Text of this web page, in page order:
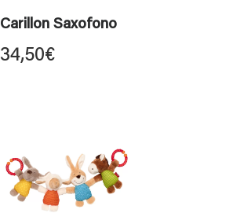
Carillon Saxofono
34,50€